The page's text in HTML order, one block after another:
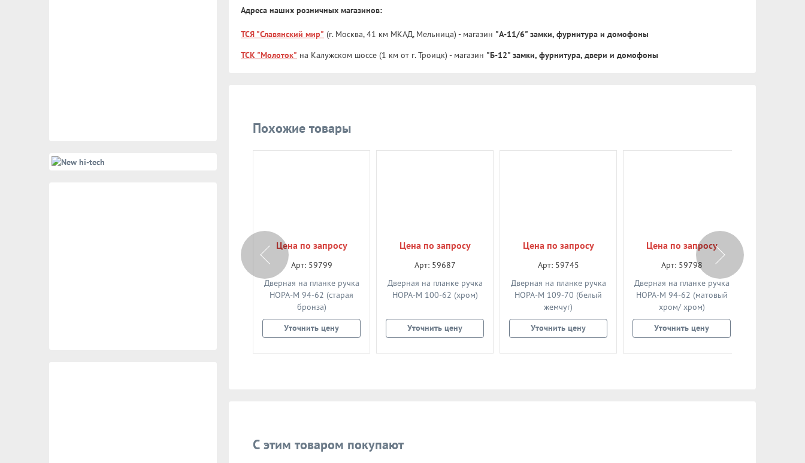
Адреса наших розничных магазинов:
ТСЯ "Славянский мир" (г. Москва, 41 км МКАД, Мельница) - магазин "А-11/6" замки, фурнитура и домофоны
ТСК "Молоток" на Калужском шоссе (1 км от г. Троицк) - магазин "Б-12" замки, фурнитура, двери и домофоны
Похожие товары
Цена по запросу
Арт: 59799
Дверная на планке ручка
НОРА-М 94-62 (старая
бронза)
Уточнить цену
Цена по запросу
Арт: 59687
Дверная на планке ручка
НОРА-М 100-62 (хром)
Уточнить цену
Цена по запросу
Арт: 59745
Дверная на планке ручка
НОРА-М 109-70 (белый
жемчуг)
Уточнить цену
Цена по запросу
Арт: 59798
Дверная на планке ручка
НОРА-М 94-62 (матовый
хром/ хром)
Уточнить цену
С этим товаром покупают